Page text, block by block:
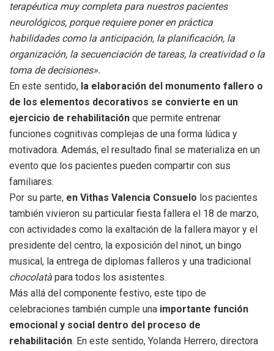
terapéutica muy completa para nuestros pacientes
neurológicos, porque requiere poner en práctica
habilidades como la anticipación, la planificación, la
organización, la secuenciación de tareas, la creatividad o la
toma de decisiones».
En este sentido, la elaboración del monumento fallero o
de los elementos decorativos se convierte en un
ejercicio de rehabilitación que permite entrenar
funciones cognitivas complejas de una forma lúdica y
motivadora. Además, el resultado final se materializa en un
evento que los pacientes pueden compartir con sus
familiares.
Por su parte, en Vithas Valencia Consuelo los pacientes
también vivieron su particular fiesta fallera el 18 de marzo,
con actividades como la exaltación de la fallera mayor y el
presidente del centro, la exposición del ninot, un bingo
musical, la entrega de diplomas falleros y una tradicional
chocolatà para todos los asistentes.
Más allá del componente festivo, este tipo de
celebraciones también cumple una importante función
emocional y social dentro del proceso de
rehabilitación. En este sentido, Yolanda Herrero, directora